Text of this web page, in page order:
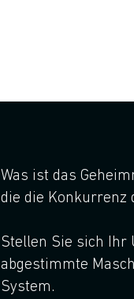
Was ist das
die die Konkurrenz
Stellen Sie sich Ihr
abgestimmte
System.